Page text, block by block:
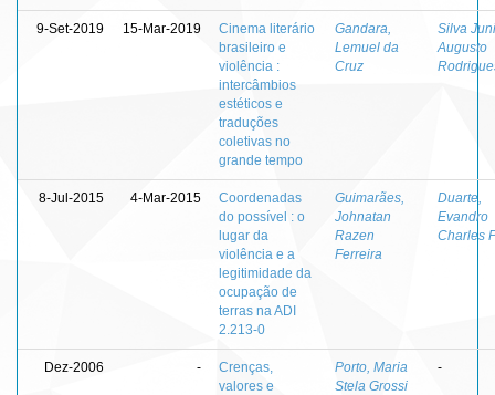
9-Set-2019 15-Mar-2019
Cinema literário
brasileiro e
violência :
intercâmbios
estéticos e
traduções
coletivas no
grande tempo
Gandara,
Lemuel da
Cruz
Silva
Augusto
8-Jul-2015 4-Mar-2015
Coordenadas
do possível : o
lugar da
violência e a
legitimidade da
ocupação de
terras na ADI
2.213-0
Guimarães,
Johnatan
Razen
Ferreira
Duarte,
Evandro
Charles
Dez-2006 -
Crenças,
valores e
Porto, Maria
Stela Grossi
-